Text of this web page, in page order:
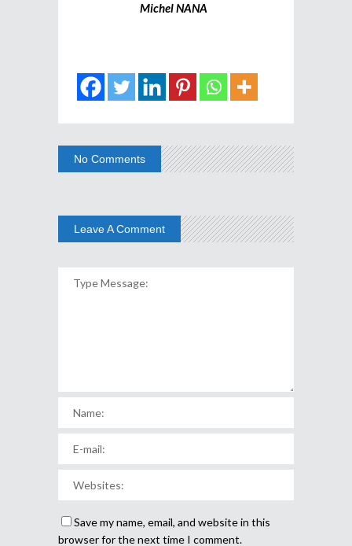
Michel NANA
No Comments
Leave A Comment
Save my name, email, and website in this
browser for the next time I comment.